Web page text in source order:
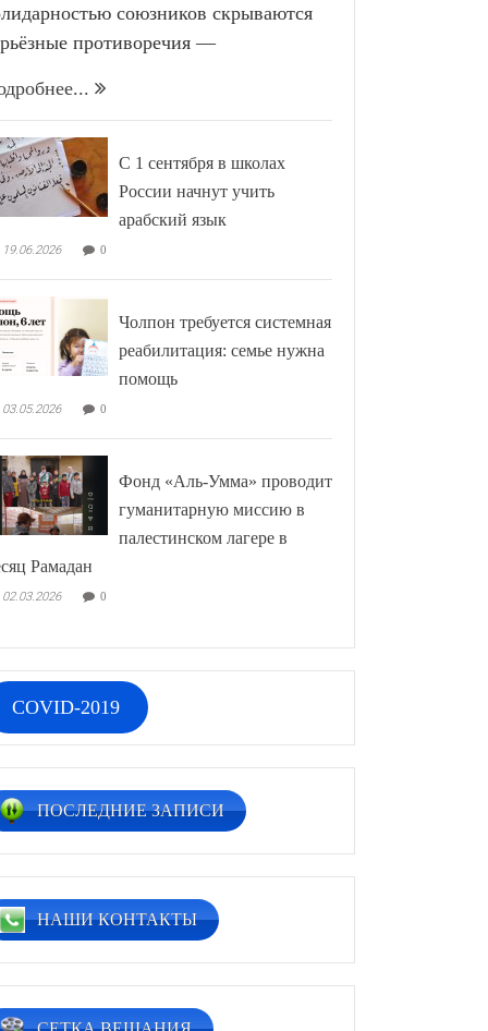
союзников скрываются
противоречия —
С 1 сентября в школах
России начнут учить
арабский язык
19.06.2026 0
Чолпон требуется системная
реабилитация: семье нужна
помощь
03.05.2026 0
Фонд «Аль-Умма» проводит
гуманитарную миссию в
палестинском лагере в
Рамадан
02.03.2026 0
COVID-2019
ПОСЛЕДНИЕ ЗАПИСИ
НАШИ КОНТАКТЫ